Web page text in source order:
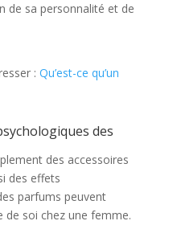
de sa personnalité et de
: Qu’est-ce qu’un
des
des accessoires
des effets
parfums peuvent
de soi chez une femme.